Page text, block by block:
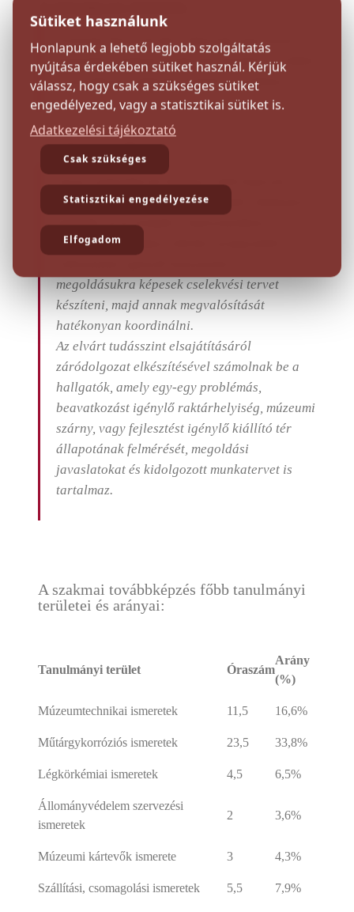
érettségi bizonyítvány, múzeumi jogviszony és
minimális szakmai gyakorlat megléte, továbbá
a jelentkezési dokumentumok benyújtása.
Az oktatás célja:
olyan szakemberek képzése, akik képesek az
állományvédelmi feladatok önálló ellátására,
átlátják, priorizálják a múzeumokban
felmerülő állományvédelmi szempontból
megoldásukra képesek cselekvési tervet
készíteni, majd annak megvalósítását
hatékonyan koordinálni.
Az elvárt tudásszint elsajátításáról
záródolgozat elkészítésével számolnak be a
hallgatók, amely egy-egy problémás,
beavatkozást igénylő raktárhelyiség, múzeumi
szárny, vagy fejlesztést igénylő kiállító tér
állapotának felmérését, megoldási
javaslatokat és kidolgozott munkatervet is
tartalmaz.
A szakmai továbbképzés főbb tanulmányi
területei és arányai:
Tanulmányi terület Óraszám
Arány
(%)
Múzeumtechnikai ismeretek 11,5 16,6%
Műtárgykorróziós ismeretek 23,5 33,8%
Légkörkémiai ismeretek 4,5 6,5%
Állományvédelem szervezési
ismeretek
2 3,6%
Múzeumi kártevők ismerete 3 4,3%
Szállítási, csomagolási ismeretek 5,5 7,9%
Sütiket használunk
Honlapunk a lehető legjobb szolgáltatás
nyújtása érdekében sütiket használ. Kérjük
válassz, hogy csak a szükséges sütiket
engedélyezed, vagy a statisztikai sütiket is.
Adatkezelési tájékoztató
Csak szükséges
Statisztikai engedélyezése
Elfogadom